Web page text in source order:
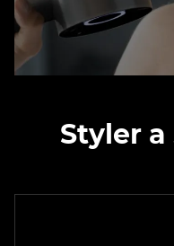
Styler